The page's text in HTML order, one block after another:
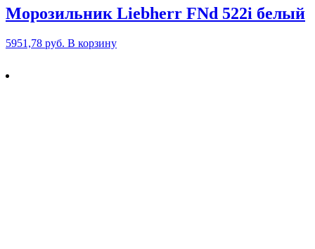
Морозильник Liebherr FNd 522i белый
5951,78 руб. В корзину